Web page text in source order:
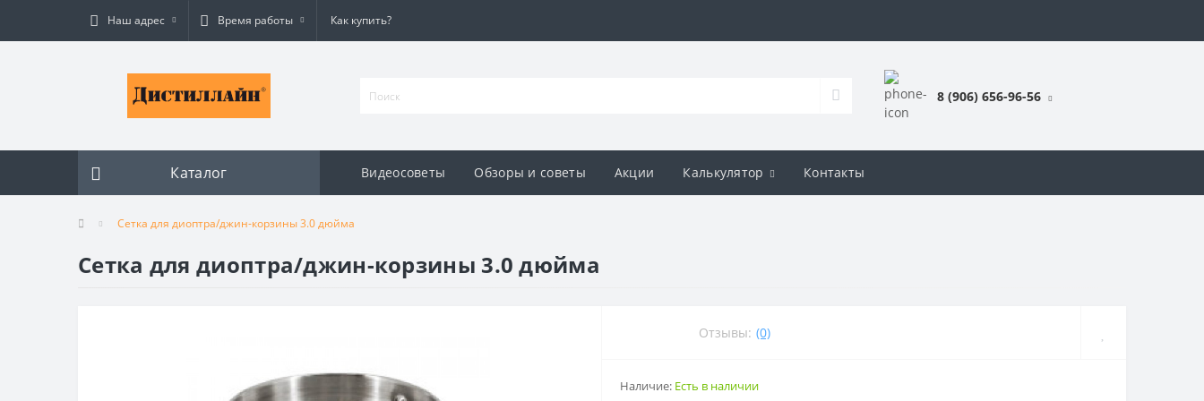
Наш адрес Время работы Как купить?
8 (906) 656-96-56
Каталог Видеосоветы Обзоры и советы Акции Калькулятор Контакты
Сетка для диоптра/джин-корзины 3.0 дюйма
Сетка для диоптра/джин-корзины 3.0 дюйма
Отзывы: (0)
Наличие: Есть в наличии